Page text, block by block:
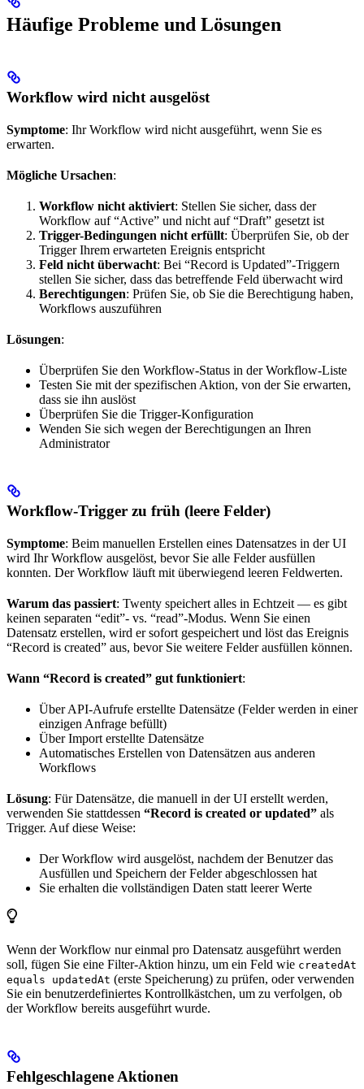
Häufige Probleme und Lösungen
Workflow wird nicht ausgelöst
Symptome: Ihr Workflow wird nicht ausgeführt, wenn Sie es
erwarten.
Mögliche Ursachen:
Workflow nicht aktiviert: Stellen Sie sicher, dass der
Workflow auf “Active” und nicht auf “Draft” gesetzt ist
Trigger-Bedingungen nicht erfüllt: Überprüfen Sie, ob der
Trigger Ihrem erwarteten Ereignis entspricht
Feld nicht überwacht: Bei “Record is Updated”-Triggern
stellen Sie sicher, dass das betreffende Feld überwacht wird
Berechtigungen: Prüfen Sie, ob Sie die Berechtigung haben,
Workflows auszuführen
Lösungen:
Überprüfen Sie den Workflow-Status in der Workflow-Liste
Testen Sie mit der spezifischen Aktion, von der Sie erwarten,
dass sie ihn auslöst
Überprüfen Sie die Trigger-Konfiguration
Wenden Sie sich wegen der Berechtigungen an Ihren
Administrator
Workflow-Trigger zu früh (leere Felder)
Symptome: Beim manuellen Erstellen eines Datensatzes in der UI
wird Ihr Workflow ausgelöst, bevor Sie alle Felder ausfüllen
konnten. Der Workflow läuft mit überwiegend leeren Feldwerten.
Warum das passiert: Twenty speichert alles in Echtzeit — es gibt
keinen separaten “edit”- vs. “read”-Modus. Wenn Sie einen
Datensatz erstellen, wird er sofort gespeichert und löst das Ereignis
“Record is created” aus, bevor Sie weitere Felder ausfüllen können.
Wann “Record is created” gut funktioniert:
Über API-Aufrufe erstellte Datensätze (Felder werden in einer
einzigen Anfrage befüllt)
Über Import erstellte Datensätze
Automatisches Erstellen von Datensätzen aus anderen
Workflows
Lösung: Für Datensätze, die manuell in der UI erstellt werden,
verwenden Sie stattdessen “Record is created or updated” als
Trigger. Auf diese Weise:
Der Workflow wird ausgelöst, nachdem der Benutzer das
Ausfüllen und Speichern der Felder abgeschlossen hat
Sie erhalten die vollständigen Daten statt leerer Werte
Wenn der Workflow nur einmal pro Datensatz ausgeführt werden
soll, fügen Sie eine Filter-Aktion hinzu, um ein Feld wie createdAt
equals updatedAt (erste Speicherung) zu prüfen, oder verwenden
Sie ein benutzerdefiniertes Kontrollkästchen, um zu verfolgen, ob
der Workflow bereits ausgeführt wurde.
Fehlgeschlagene Aktionen